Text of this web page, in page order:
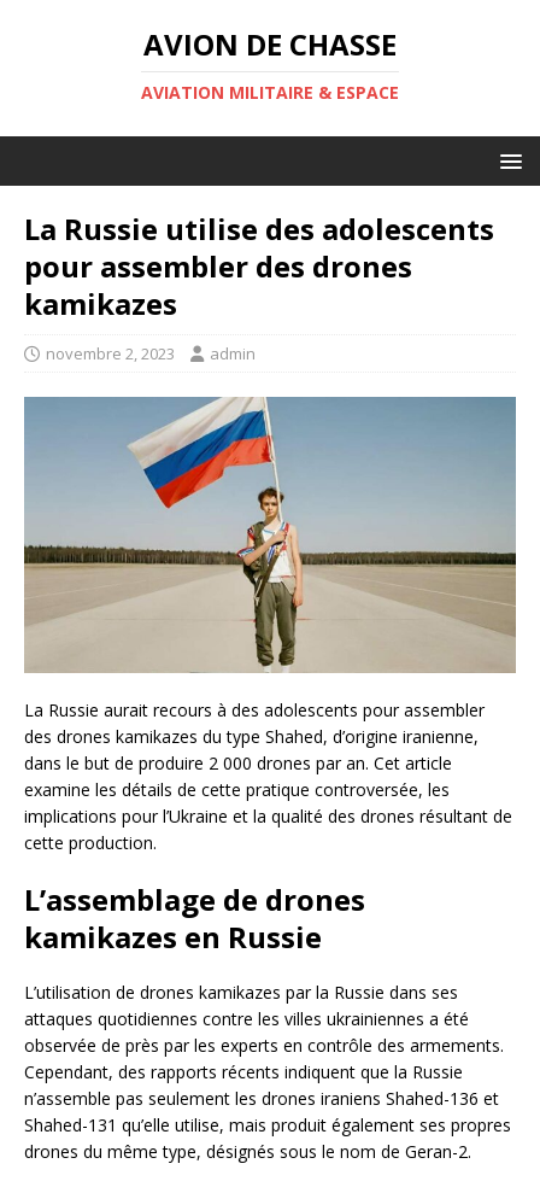
AVION DE CHASSE
AVIATION MILITAIRE & ESPACE
La Russie utilise des adolescents
pour assembler des drones
kamikazes
novembre 2, 2023 admin
La Russie aurait recours à des adolescents pour assembler
des drones kamikazes du type Shahed, d’origine iranienne,
dans le but de produire 2 000 drones par an. Cet article
examine les détails de cette pratique controversée, les
implications pour l’Ukraine et la qualité des drones résultant de
cette production.
L’assemblage de drones
kamikazes en Russie
L’utilisation de drones kamikazes par la Russie dans ses
attaques quotidiennes contre les villes ukrainiennes a été
observée de près par les experts en contrôle des armements.
Cependant, des rapports récents indiquent que la Russie
n’assemble pas seulement les drones iraniens Shahed-136 et
Shahed-131 qu’elle utilise, mais produit également ses propres
drones du même type, désignés sous le nom de Geran-2.